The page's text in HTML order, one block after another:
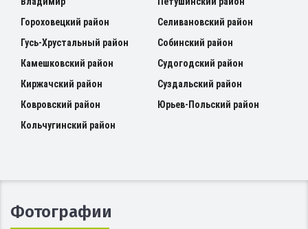
Гороховецкий район
Гусь-Хрустальный район
Камешковский район
Киржачский район
Ковровский район
Кольчугинский район
Селивановский район
Собинский район
Судогодский район
Суздальский район
Юрьев-Польский район
Фотографии